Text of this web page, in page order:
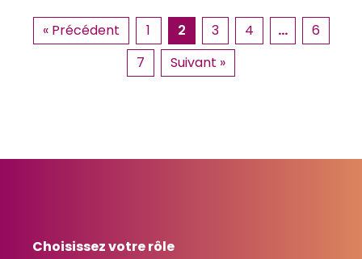
« Précédent 1 2 3 4 …
6
7
Suivant »
Choisissez votre rôle